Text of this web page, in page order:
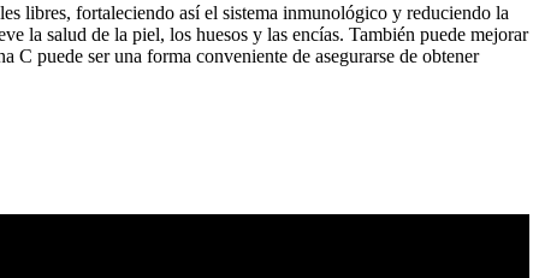
libres, fortaleciendo así el sistema inmunológico y reduciendo la
la salud de la piel, los huesos y las encías. También puede mejorar
puede ser una forma conveniente de asegurarse de obtener